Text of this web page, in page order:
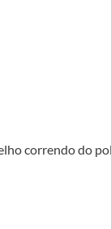
correndo do